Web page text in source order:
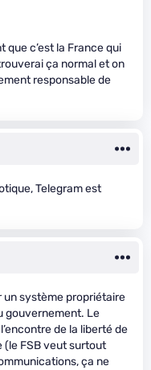
que c’est la France qui
ça normal et on
responsable de
Telegram est
un système propriétaire
gouvernement. Le
de la liberté de
FSB veut surtout
ça ne